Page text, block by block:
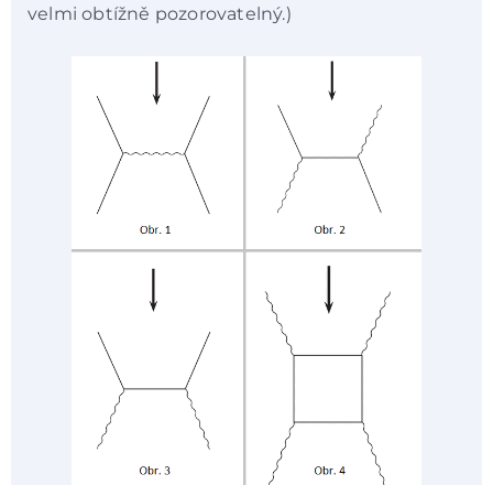
velmi obtížně pozorovatelný.)